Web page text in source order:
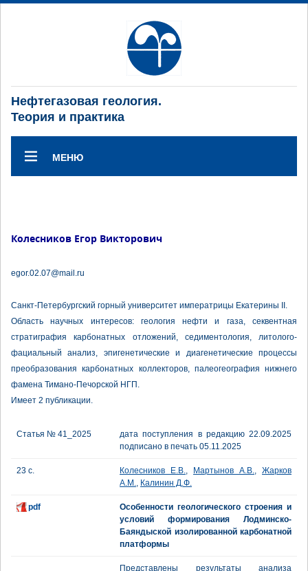
Нефтегазовая геология.
Теория и практика
МЕНЮ
Колесников Егор Викторович
egor.02.07@mail.ru
Санкт-Петербургский горный университет императрицы Екатерины II.
Область научных интересов: геология нефти и газа, секвентная
стратиграфия карбонатных отложений, седиментология, литолого-
фациальный анализ, эпигенетические и диагенетические процессы
преобразования карбонатных коллекторов, палеогеография нижнего
фамена Тимано-Печорской НГП.
Имеет 2 публикации.
Статья № 41_2025
дата поступления в редакцию 22.09.2025
подписано в печать 05.11.2025
23 с. Колесников Е.В., Мартынов А.В., Жарков
А.М., Калинин Д.Ф.
pdf
Особенности геологического строения и
условий формирования Лодминско-
Баяндыской изолированной карбонатной
платформы
Представлены результаты анализа